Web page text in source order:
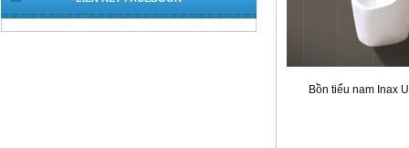
Bồn tiểu nam Inax